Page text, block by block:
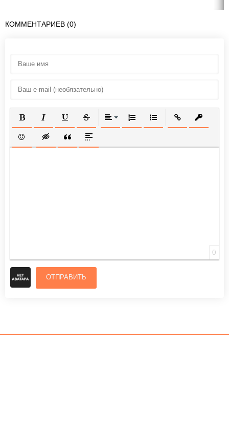
КОММЕНТАРИЕВ (0)
ПОЛУЖИРНЫЙ
КУРСИВПОДЧЕРКНУТЫЙ
ЗАЧЕРКНУТЫЙВЫРАВНИВАНИЕ
НУМЕРОВАННЫЙ СПИСОК
МАРКИРОВАННЫЙ
ВСТАВИТЬ
ВСТАВИТЬ СМАЙЛИК
ВСТАВКА СКРЫТОГО ТЕКСТА
ВСТАВКА ЦИТАТЫ
ВСТАВКА СПОЙЛЕРА
0
ОТПРАВИТЬ